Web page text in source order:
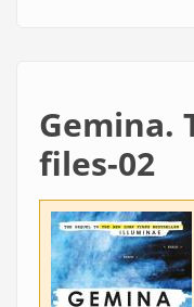
Gemina.
files-02